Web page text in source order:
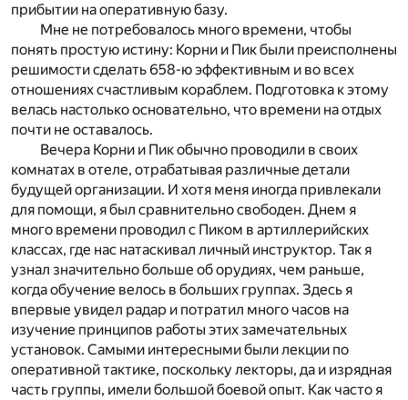
прибытии на оперативную базу.
Мне не потребовалось много времени, чтобы
понять простую истину: Корни и Пик были преисполнены
решимости сделать 658-ю эффективным и во всех
отношениях счастливым кораблем. Подготовка к этому
велась настолько основательно, что времени на отдых
почти не оставалось.
Вечера Корни и Пик обычно проводили в своих
комнатах в отеле, отрабатывая различные детали
будущей организации. И хотя меня иногда привлекали
для помощи, я был сравнительно свободен. Днем я
много времени проводил с Пиком в артиллерийских
классах, где нас натаскивал личный инструктор. Так я
узнал значительно больше об орудиях, чем раньше,
когда обучение велось в больших группах. Здесь я
впервые увидел радар и потратил много часов на
изучение принципов работы этих замечательных
установок. Самыми интересными были лекции по
оперативной тактике, поскольку лекторы, да и изрядная
часть группы, имели большой боевой опыт. Как часто я